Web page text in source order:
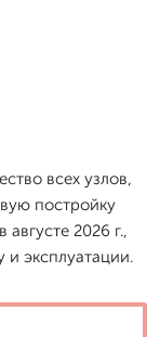
всех узлов,
постройку
2026 г.,
эксплуатации.